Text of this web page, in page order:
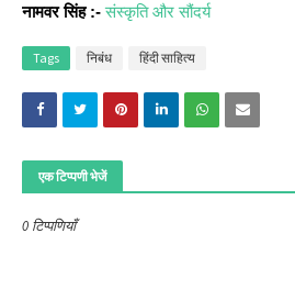
नामवर सिंह :- संस्कृति और सौंदर्य
Tags निबंध हिंदी साहित्‍य
एक टिप्पणी भेजें
0 टिप्पणियाँ